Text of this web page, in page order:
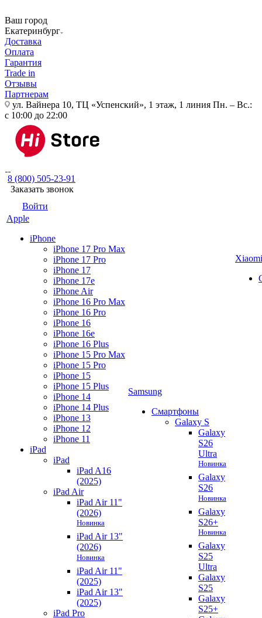
Ваш город
Екатеринбург
Доставка
Оплата
Гарантия
Trade in
Отзывы
Партнерам
ул. Вайнера 10, ТЦ «Успенский», 1 этаж, 1 линия Пн. – Вс.:
с 10:00 до 22:00
8 (800) 505-23-91
Заказать звонок
Войти
Apple
iPhone
iPhone 17 Pro Max
iPhone 17 Pro
iPhone 17
iPhone 17e
iPhone Air
iPhone 16 Pro Max
iPhone 16 Pro
iPhone 16
iPhone 16e
iPhone 16 Plus
iPhone 15 Pro Max
iPhone 15 Pro
iPhone 15
iPhone 15 Plus
iPhone 14
iPhone 14 Plus
iPhone 13
iPhone 12
iPhone 11
iPad
iPad
iPad A16
(2025)
iPad Air
iPad Air 11"
(2026)
Новинка
iPad Air 13"
(2026)
Новинка
iPad Air 11"
(2025)
iPad Air 13"
(2025)
iPad Pro
Samsung
Смартфоны
Galaxy S
Galaxy
S26
Ultra
Новинка
Galaxy
S26
Новинка
Galaxy
S26+
Новинка
Galaxy
S25
Ultra
Galaxy
S25
Galaxy
S25+
Xiaomi